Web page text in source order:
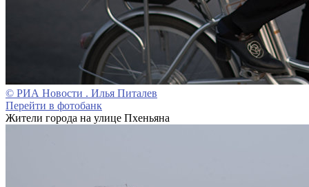
© РИА Новости . Илья Питалев
Перейти в фотобанк
Жители города на улице Пхеньяна